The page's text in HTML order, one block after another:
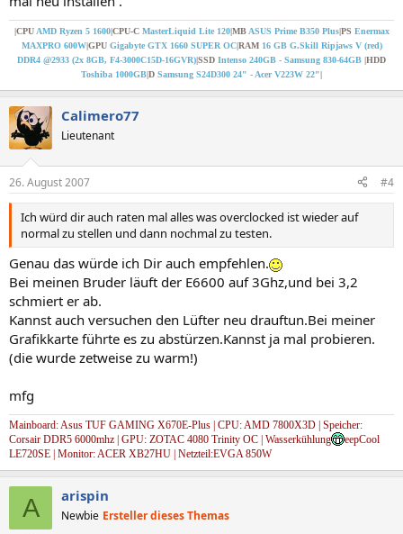
|CPU AMD Ryzen 5 1600|CPU-C MasterLiquid Lite 120|MB ASUS Prime B350 Plus|PS Enermax
MAXPRO 600W|GPU Gigabyte GTX 1660 SUPER OC|RAM 16 GB G.Skill Ripjaws V (red)
DDR4 @2933 (2x 8GB, F4-3000C15D-16GVR)|SSD Intenso 240GB - Samsung 830-64GB |HDD
Toshiba 1000GB|D Samsung S24D300 24" - Acer V223W 22"|
Calimero77
Lieutenant
26. August 2007 #4
Ich würd dir auch raten mal alles was overclocked ist wieder auf
normal zu stellen und dann nochmal zu testen.
Genau das würde ich Dir auch empfehlen.
Bei meinen Bruder läuft der E6600 auf 3Ghz,und bei 3,2
schmiert er ab.
Kannst auch versuchen den Lüfter neu drauftun.Bei meiner
Grafikkarte führte es zu abstürzen.Kannst ja mal probieren.
(die wurde zetweise zu warm!)
mfg
Mainboard: Asus TUF GAMING X670E-Plus | CPU: AMD 7800X3D | Speicher:
Corsair DDR5 6000mhz | GPU: ZOTAC 4080 Trinity OC | Wasserkühlung
eepCool
LE720SE | Monitor: ACER XB27HU | Netzteil:EVGA 850W
A arispin
Newbie Ersteller dieses Themas